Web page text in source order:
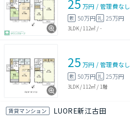
25 万円 /管理費なし
敷 50万円 礼 25万円
3LDK/112㎡ / -
25 万円 /管理費なし
敷 50万円 礼 25万円
3LDK/ 112㎡ / 1階
賃貸マンション LUORE新江古田